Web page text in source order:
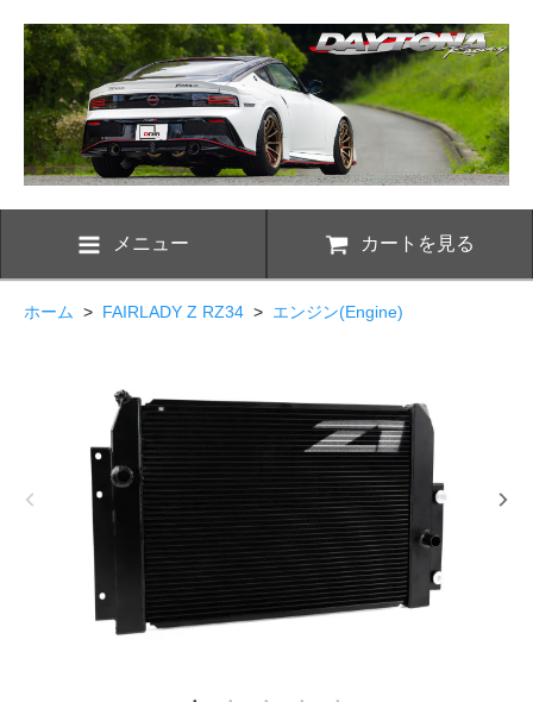
メニュー カートを見る
ホーム > FAIRLADY Z RZ34 > エンジン(Engine)